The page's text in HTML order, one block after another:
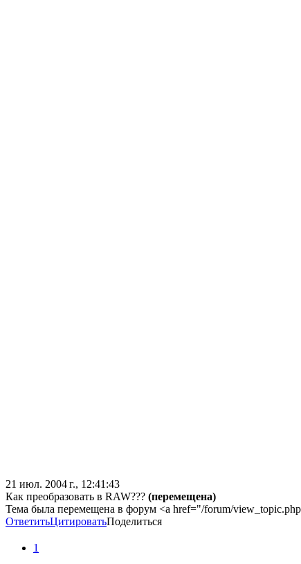
21 июл. 2004 г., 12:41:43
Как преобразовать в RAW??? (перемещена)
Тема была перемещена в форум <a href="/forum/
ОтветитьЦитироватьПоделиться
1